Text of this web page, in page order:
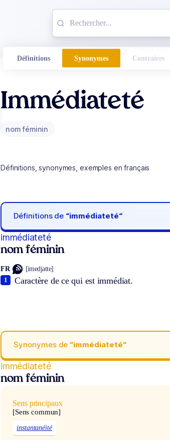
Définitions Synonymes Contraires
Immédiateté
nom féminin
Définitions, synonymes, exemples en français
Définitions de “immédiateté“
immédiateté
nom féminin
FR [imedjatte]
Caractère de ce qui est immédiat.
1
Synonymes de “immédiateté“
immédiateté
nom féminin
Sens principaux
[Sens commun]
instantanéité